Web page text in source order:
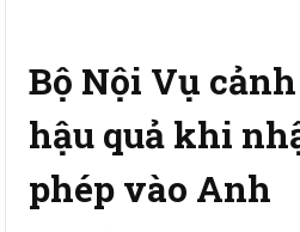
Bộ Nội Vụ
hậu quả khi
phép vào Anh